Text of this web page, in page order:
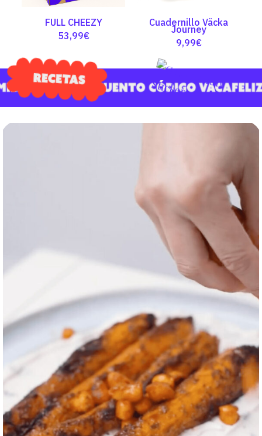
FULL CHEEZY
53,99€
Cuadernillo Väcka
Journey
9,99€
✔️Zanahoria
✔️Garbanzos
✔️Comino
✔️Aceite de Oliva
✔️Sal
✔️Sésamo negro
✔️Tomillo
✔️Orégano
✔️Pimienta negra
✔️Gochujang
✔️Pimentón Ahumado